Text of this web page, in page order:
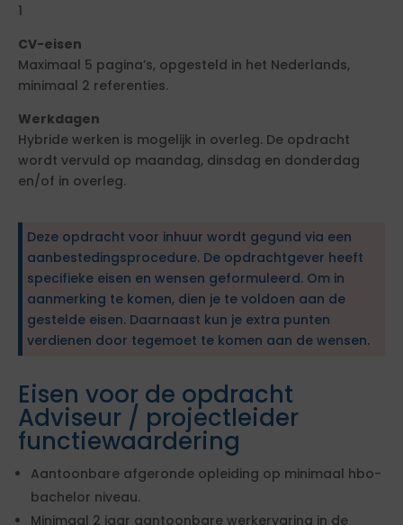
1
CV-eisen
Maximaal 5 pagina’s, opgesteld in het Nederlands,
minimaal 2 referenties.
Werkdagen
Hybride werken is mogelijk in overleg. De opdracht
wordt vervuld op maandag, dinsdag en donderdag
en/of in overleg.
Deze opdracht voor inhuur wordt gegund via een
aanbestedingsprocedure. De opdrachtgever heeft
specifieke eisen en wensen geformuleerd. Om in
aanmerking te komen, dien je te voldoen aan de
gestelde eisen. Daarnaast kun je extra punten
verdienen door tegemoet te komen aan de wensen.
Eisen voor de opdracht
Adviseur / projectleider
functiewaardering
Aantoonbare afgeronde opleiding op minimaal hbo-
bachelor niveau.
Minimaal 2 jaar aantoonbare werkervaring in de